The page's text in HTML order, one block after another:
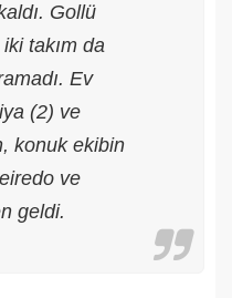
Gollü
takım da
Ev
(2) ve
konuk ekibin
ve
geldi.